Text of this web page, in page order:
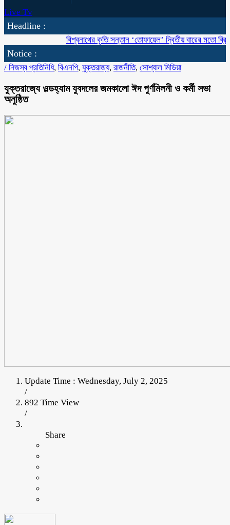
Live Tv
Headline :
বিশ্বনাথের কৃতি সন্তান ‘তোফায়েল’ দ্বিতীয় বারের মতো ব্রিটিশ
Notice :
/ নিজস্ব প্রতিনিধি, বিএনপি, যুক্তরাজ্য, রাজনীতি, সোশ্যাল মিডিয়া
যুক্তরাজ্যে ওল্ডহ্যাম যুবদলের জমকালো ঈদ পুর্ণমিলনী ও কর্মী সভা
অনুষ্ঠিত
Update Time : Wednesday, July 2, 2025
/
892 Time View
/
Share